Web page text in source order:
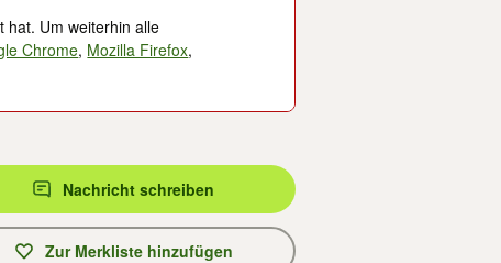
hat. Um weiterhin alle
Chrome, Mozilla Firefox,
Nachricht schreiben
Zur Merkliste hinzufügen